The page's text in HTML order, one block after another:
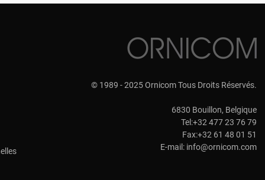
© 1989 - 2025 Ornicom Tous Droits Réservés.
6830 Bouillon, Belgique
Tel:+32 477 23 76 79
Fax:+32 61 48 01 51
E-mail: info@ornicom.com